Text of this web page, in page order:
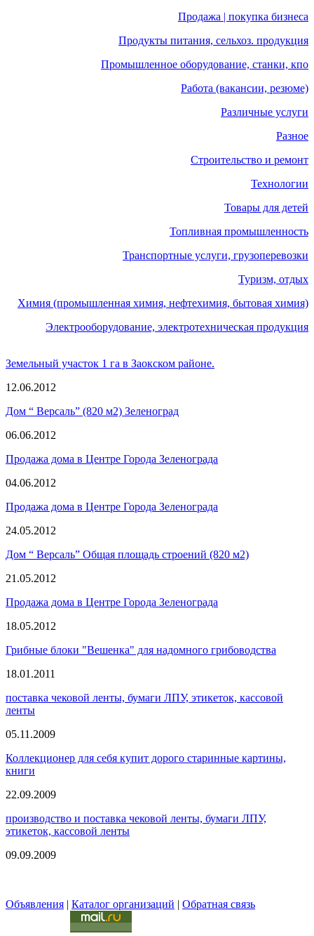
Продажа | покупка бизнеса
Продукты питания, сельхоз. продукция
Промышленное оборудование, станки, кпо
Работа (вакансии, резюме)
Различные услуги
Разное
Строительство и ремонт
Технологии
Товары для детей
Топливная промышленность
Транспортные услуги, грузоперевозки
Туризм, отдых
Химия (промышленная химия, нефтехимия, бытовая химия)
Электрооборудование, электротехническая продукция
Земельный участок 1 га в Заокском районе.
12.06.2012
Дом “ Версаль” (820 м2) Зеленоград
06.06.2012
Продажа дома в Центре Города Зеленограда
04.06.2012
Продажа дома в Центре Города Зеленограда
24.05.2012
Дом “ Версаль” Общая площадь строений (820 м2)
21.05.2012
Продажа дома в Центре Города Зеленограда
18.05.2012
Грибные блоки "Вешенка" для надомного грибоводства
18.01.2011
поставка чековой ленты, бумаги ЛПУ, этикеток, кассовой
ленты
05.11.2009
Коллекционер для себя купит дорого старинные картины,
книги
22.09.2009
производство и поставка чековой ленты, бумаги ЛПУ,
этикеток, кассовой ленты
09.09.2009
Объявления | Каталог организаций | Обратная связь